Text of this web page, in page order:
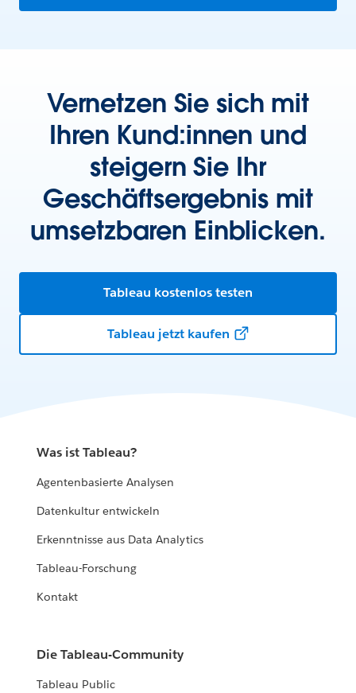
Vernetzen Sie sich mit
Ihren Kund:innen und
steigern Sie Ihr
Geschäftsergebnis mit
umsetzbaren Einblicken.
Tableau kostenlos testen
Tableau jetzt kaufen
Was ist Tableau?
Agentenbasierte Analysen
Datenkultur entwickeln
Erkenntnisse aus Data Analytics
Tableau-Forschung
Kontakt
Die Tableau-Community
Tableau Public